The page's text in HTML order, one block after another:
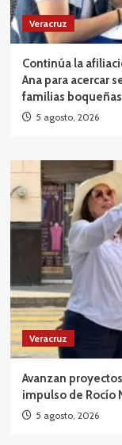
Veracruz
Continúa la
Ana para acercar
familias boqueñas
5 agosto, 2026
Veracruz
Avanzan
impulso de Rocío
5 agosto, 2026